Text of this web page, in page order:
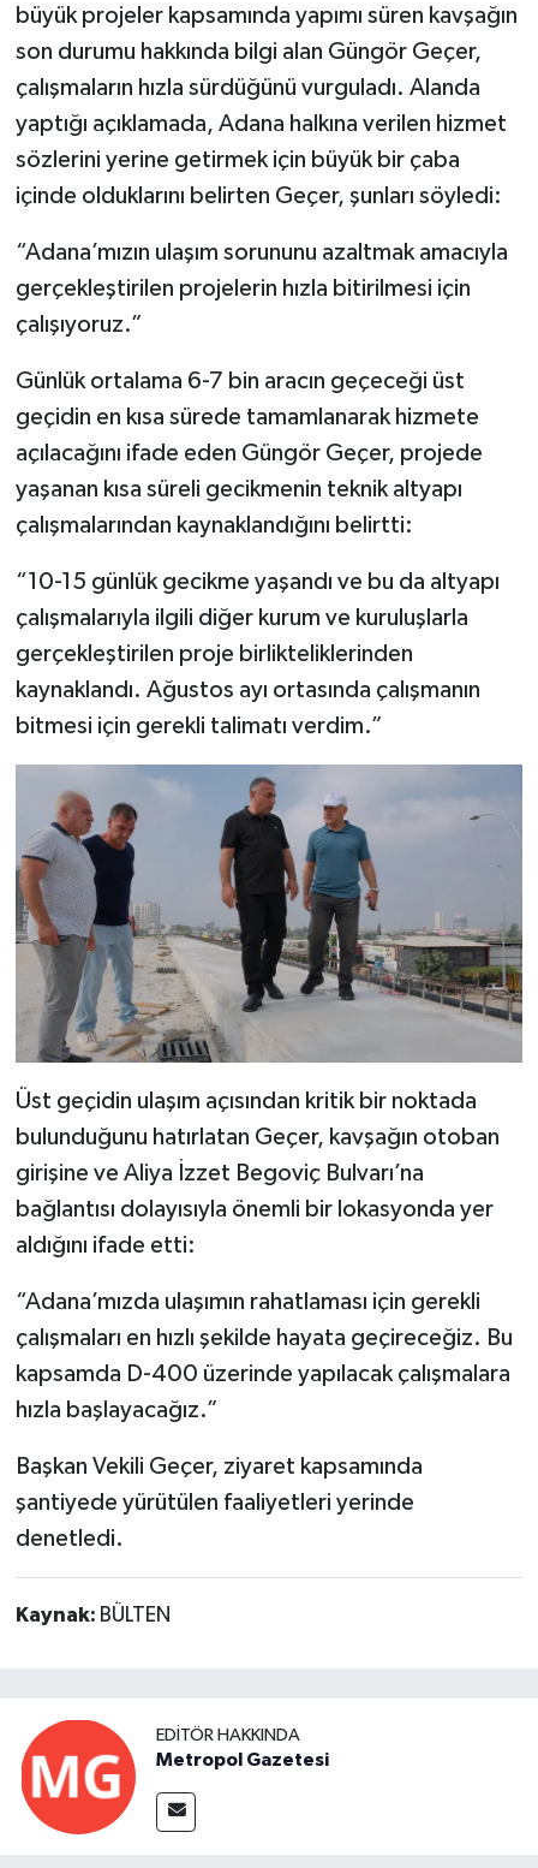
büyük projeler kapsamında yapımı süren kavşağın
son durumu hakkında bilgi alan Güngör Geçer,
çalışmaların hızla sürdüğünü vurguladı. Alanda
yaptığı açıklamada, Adana halkına verilen hizmet
sözlerini yerine getirmek için büyük bir çaba
içinde olduklarını belirten Geçer, şunları söyledi:
“Adana’mızın ulaşım sorununu azaltmak amacıyla
gerçekleştirilen projelerin hızla bitirilmesi için
çalışıyoruz.”
Günlük ortalama 6-7 bin aracın geçeceği üst
geçidin en kısa sürede tamamlanarak hizmete
açılacağını ifade eden Güngör Geçer, projede
yaşanan kısa süreli gecikmenin teknik altyapı
çalışmalarından kaynaklandığını belirtti:
“10-15 günlük gecikme yaşandı ve bu da altyapı
çalışmalarıyla ilgili diğer kurum ve kuruluşlarla
gerçekleştirilen proje birlikteliklerinden
kaynaklandı. Ağustos ayı ortasında çalışmanın
bitmesi için gerekli talimatı verdim.”
Üst geçidin ulaşım açısından kritik bir noktada
bulunduğunu hatırlatan Geçer, kavşağın otoban
girişine ve Aliya İzzet Begoviç Bulvarı’na
bağlantısı dolayısıyla önemli bir lokasyonda yer
aldığını ifade etti:
“Adana’mızda ulaşımın rahatlaması için gerekli
çalışmaları en hızlı şekilde hayata geçireceğiz. Bu
kapsamda D-400 üzerinde yapılacak çalışmalara
hızla başlayacağız.”
Başkan Vekili Geçer, ziyaret kapsamında
şantiyede yürütülen faaliyetleri yerinde
denetledi.
Kaynak: BÜLTEN
EDITÖR HAKKINDA
Metropol Gazetesi